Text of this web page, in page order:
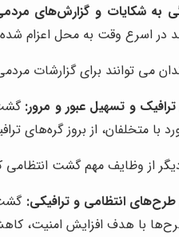
به شکایات و گزارش‌های
در اسرع وقت به محل اعزام
می توانند برای گزارشات
ترافیک و تسهیل عبور و مرور:
با متخلفان، از بروز گره‌های
از وظایف مهم گشت
طرح‌های انتظامی و ترافیکی:
با هدف افزایش امنیت،